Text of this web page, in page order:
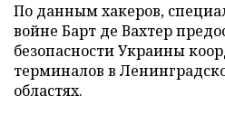
По данным хакеров,
войне Барт де Вахтер
безопасности Украины
терминалов в
областях.